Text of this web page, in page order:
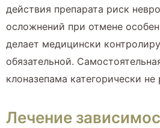
действия препарата риск
осложнений при отмене
делает медицински
обязательной.
клоназепама категорически
Лечение